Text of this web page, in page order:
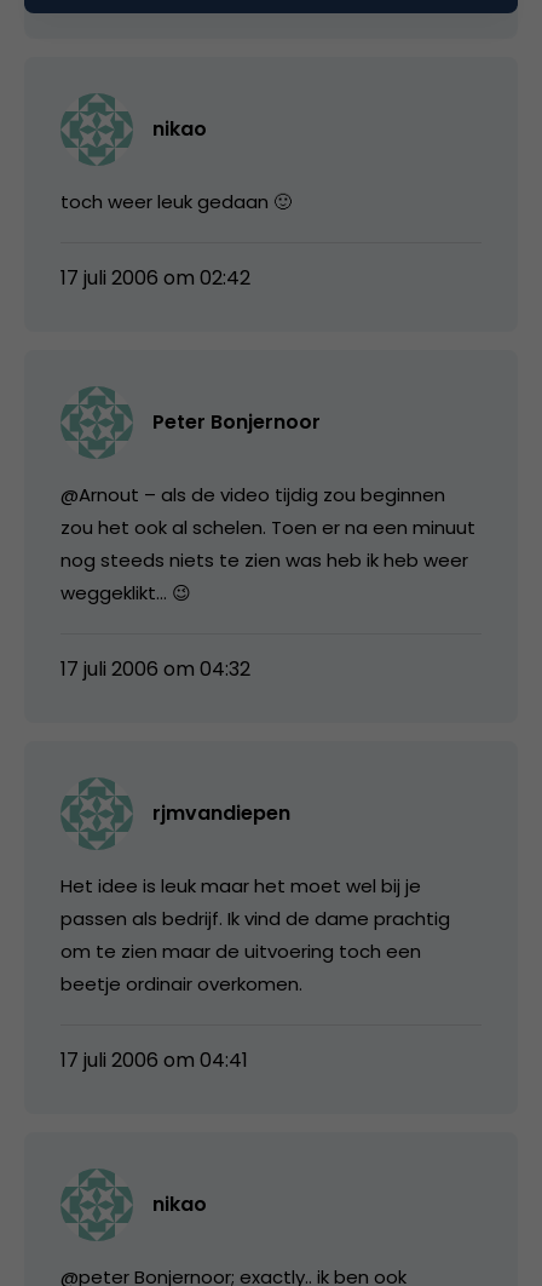
nikao
toch weer leuk gedaan 🙂
17 juli 2006 om 02:42
Peter Bonjernoor
@Arnout – als de video tijdig zou beginnen
zou het ook al schelen. Toen er na een minuut
nog steeds niets te zien was heb ik heb weer
weggeklikt… 😉
17 juli 2006 om 04:32
rjmvandiepen
Het idee is leuk maar het moet wel bij je
passen als bedrijf. Ik vind de dame prachtig
om te zien maar de uitvoering toch een
beetje ordinair overkomen.
17 juli 2006 om 04:41
nikao
@peter Bonjernoor; exactly.. ik ben ook